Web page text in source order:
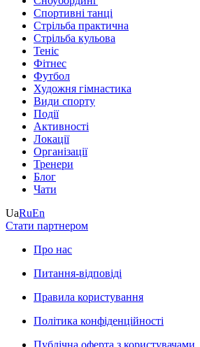
Спортивні танці
Стрільба практична
Стрільба кульова
Теніс
Фітнес
Футбол
Художня гімнастика
Види спорту
Події
Активності
Локації
Організації
Тренери
Блог
Чати
UaRuEn
Стати партнером
Про нас
Питання-відповіді
Правила користування
Політика конфіденційності